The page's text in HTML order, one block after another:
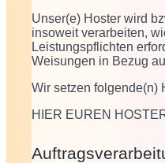
Unser(e) Hoster wird
insoweit verarbeiten,
Leistungspflichten
Weisungen in Bezug
Wir setzen folgende(n)
HIER EUREN